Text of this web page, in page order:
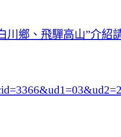
鄉、飛驒高山”介紹